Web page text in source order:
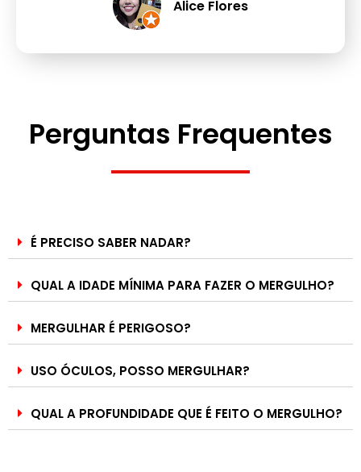
Alice Flores
Perguntas Frequentes
É PRECISO SABER NADAR?
QUAL A IDADE MÍNIMA PARA FAZER O MERGULHO?
MERGULHAR É PERIGOSO?
USO ÓCULOS, POSSO MERGULHAR?
QUAL A PROFUNDIDADE QUE É FEITO O MERGULHO?